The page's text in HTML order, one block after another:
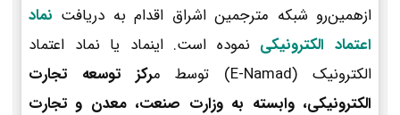
ازهمین‌رو شبکه مترجمین اشراق اقدام به دریافت نماد
اعتماد الکترونیکی نموده است. اینماد یا نماد اعتماد
الکترونیک (E-Namad) توسط م
رکز توسعه تجارت
الکترونیکی، وابسته به وزارت صنعت، معدن و تجارت